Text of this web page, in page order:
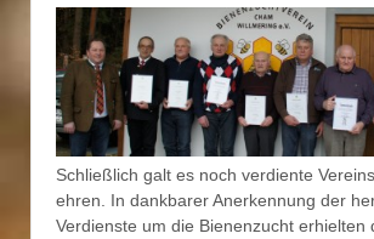
Schließlich galt es noch verdiente
ehren. In dankbarer Anerkennung der
Verdienste um die Bienenzucht erhielten